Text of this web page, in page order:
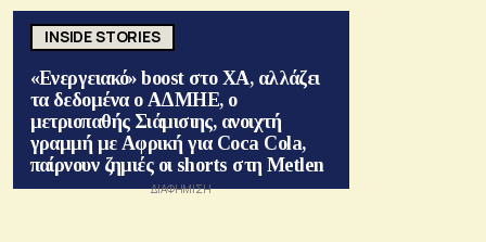
INSIDE STORIES
«Ενεργειακό» boost στο ΧΑ, αλλάζει
τα δεδομένα ο ΑΔΜΗΕ, ο
μετριοπαθής Σιάμισιης, ανοιχτή
γραμμή με Αφρική για Coca Cola,
παίρνουν ζημιές οι shorts στη Metlen